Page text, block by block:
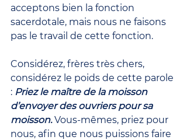
acceptons bien la fonction
sacerdotale, mais nous ne faisons
pas le travail de cette fonction.
Considérez, frères très chers,
considérez le poids de cette parole
: Priez le maître de la moisson
d’envoyer des ouvriers pour sa
moisson. Vous-mêmes, priez pour
nous, afin que nous puissions faire